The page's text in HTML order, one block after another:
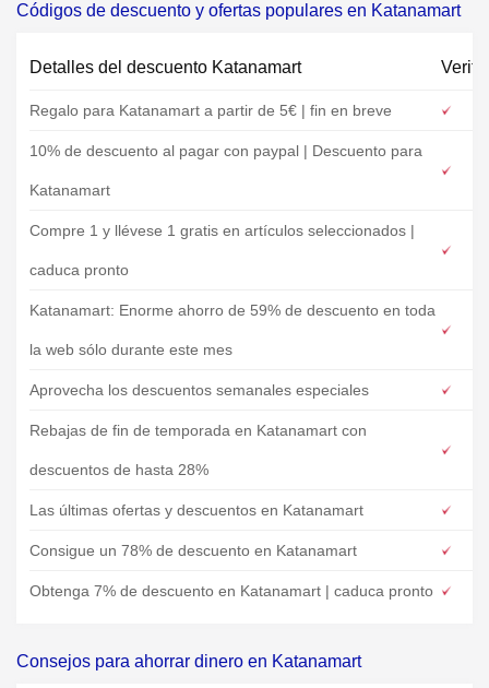
Códigos de descuento y ofertas populares en Katanamart
Detalles del descuento Katanamart
Regalo para Katanamart a partir de 5€ | fin en breve
10% de descuento al pagar con paypal | Descuento para
Katanamart
Compre 1 y llévese 1 gratis en artículos seleccionados |
caduca pronto
Katanamart: Enorme ahorro de 59% de descuento en toda
la web sólo durante este mes
Aprovecha los descuentos semanales especiales
Rebajas de fin de temporada en Katanamart con
descuentos de hasta 28%
Las últimas ofertas y descuentos en Katanamart
Consigue un 78% de descuento en Katanamart
Obtenga 7% de descuento en Katanamart | caduca pronto
Consejos para ahorrar dinero en Katanamart